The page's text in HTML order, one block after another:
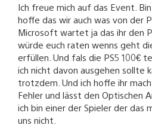
Ich freue mich auf das Event.
hoffe das wir auch was von der
Microsoft wartet ja das ihr den
würde euch raten wenns geht
erfüllen. Und fals die PS5 100€
ich nicht davon ausgehen sollte
trotzdem. Und ich hoffe ihr
Fehler und lässt den Optischen
ich bin einer der Spieler der das
uns nicht.